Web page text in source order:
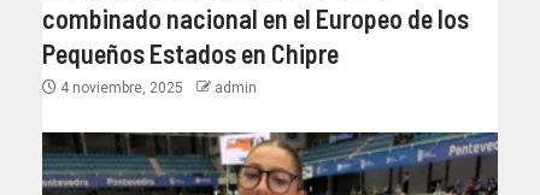
combinado nacional en el Europeo de los
Pequeños Estados en Chipre
4 noviembre, 2025 admin